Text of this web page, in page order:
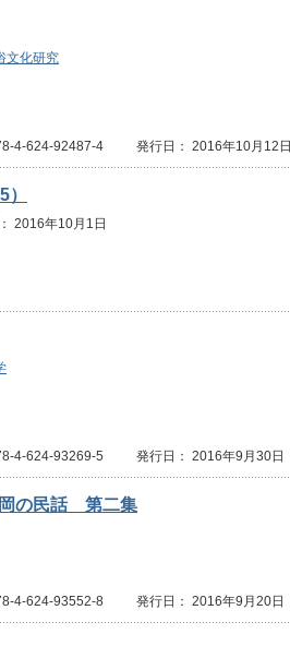
文化研究
4-624-92487-4 発行日： 2016年10月12日
年10月1日
4-624-93269-5 発行日： 2016年9月30日
の民話 第二集
4-624-93552-8 発行日： 2016年9月20日